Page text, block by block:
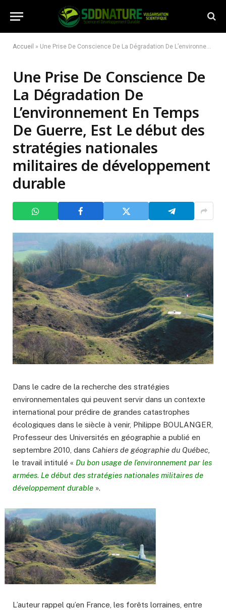
Accueil » Une Prise De Conscience De La Dégradation De L’environnement En Temps De Guerre, Est Le début des stratégies nationales militaires de développement durable
Une Prise De Conscience De
La Dégradation De
L’environnement En Temps
De Guerre, Est Le début des
stratégies nationales
militaires de développement
durable
Dans le cadre de la recherche des stratégies
environnementales qui peuvent servir dans un contexte
international pour prédire de grandes catastrophes
écologiques dans le siècle à venir, Philippe BOULANGER,
Professeur des Universités en géographie a publié en
septembre 2010, dans Cahiers de géographie du Québec,
le travail intitulé « Du bon usage de l’environnement par les
armées. Le début des stratégies nationales militaires de
développement durable ».
L’auteur rappel qu’en France, les forêts lorraines, entre